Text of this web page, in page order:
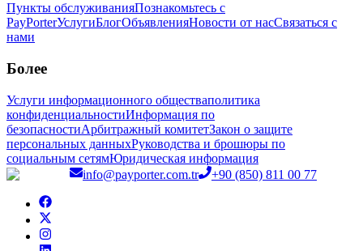
Пункты обслуживанияПознакомьтесь с
PayPorterУслугиБлогОбъявленияНовости от насСвязаться с
нами
Более
Услуги информационного обществаполитика
конфиденциальностиИнформация по
безопасностиАрбитражный комитетЗакон о защите
персональных данныхРуководства и брошюры по
социальным сетямЮридическая информация
info@payporter.com.tr
+90 (850) 811 00 77